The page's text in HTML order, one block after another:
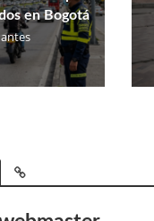
en Bogotá